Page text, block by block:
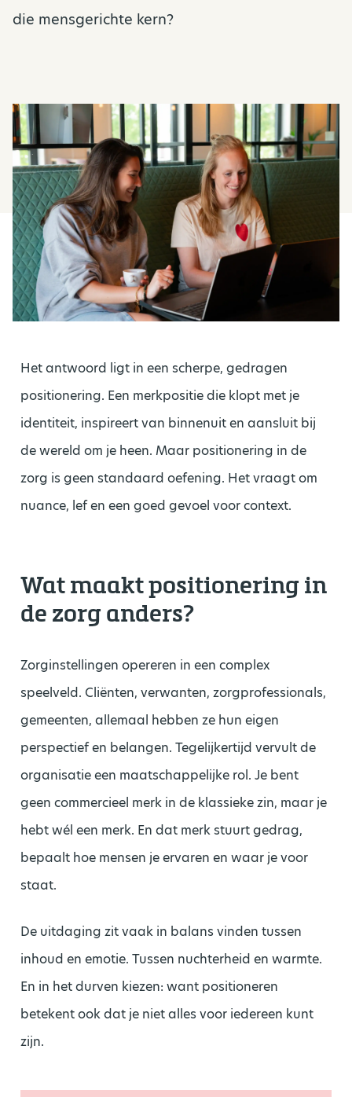
die mensgerichte kern?
Het antwoord ligt in een scherpe, gedragen
positionering. Een merkpositie die klopt met je
identiteit, inspireert van binnenuit en aansluit bij
de wereld om je heen. Maar positionering in de
zorg is geen standaard oefening. Het vraagt om
nuance, lef en een goed gevoel voor context.
Wat maakt positionering in
de zorg anders?
Zorginstellingen opereren in een complex
speelveld. Cliënten, verwanten, zorgprofessionals,
gemeenten, allemaal hebben ze hun eigen
perspectief en belangen. Tegelijkertijd vervult de
organisatie een maatschappelijke rol. Je bent
geen commercieel merk in de klassieke zin, maar je
hebt wél een merk. En dat merk stuurt gedrag,
bepaalt hoe mensen je ervaren en waar je voor
staat.
De uitdaging zit vaak in balans vinden tussen
inhoud en emotie. Tussen nuchterheid en warmte.
En in het durven kiezen: want positioneren
betekent ook dat je niet alles voor iedereen kunt
zijn.